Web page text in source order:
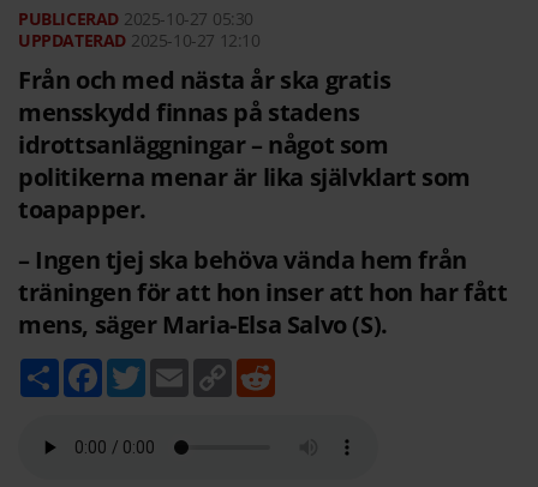
2025-10-27 05:30
2025-10-27 12:10
Från och med nästa år ska gratis
mensskydd finnas på stadens
idrottsanläggningar – något som
politikerna menar är lika självklart som
toapapper.
– Ingen tjej ska behöva vända hem från
träningen för att hon inser att hon har fått
mens, säger Maria-Elsa Salvo (S).
D
e
F
c
b
T
w
t
E
m
a
C
o
p